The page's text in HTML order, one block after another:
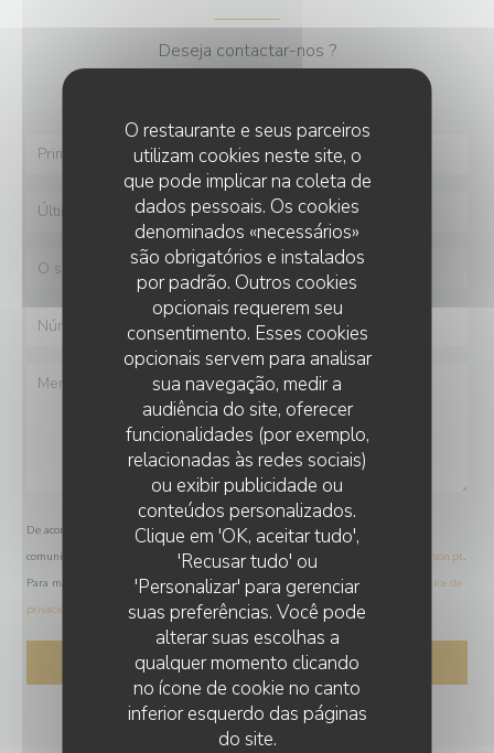
O restaurante e seus parceiros
utilizam cookies neste site, o
que pode implicar na coleta de
dados pessoais. Os cookies
denominados «necessários»
são obrigatórios e instalados
por padrão. Outros cookies
opcionais requerem seu
consentimento. Esses cookies
opcionais servem para analisar
sua navegação, medir a
audiência do site, oferecer
funcionalidades (por exemplo,
relacionadas às redes sociais)
ou exibir publicidade ou
conteúdos personalizados.
Clique em 'OK, aceitar tudo',
'Recusar tudo' ou
'Personalizar' para gerenciar
suas preferências. Você pode
alterar suas escolhas a
qualquer momento clicando
no ícone de cookie no canto
inferior esquerdo das páginas
do site.
Deseja contactar-nos ?
De acordo com a legislação de proteção de dados, tem o direito de se opor a
comunicações de marketing. Pode registar-se na Lista Robinson através de
robinson.pt.
Para mais informações sobre o tratamento dos seus dados, consulte a nossa
política de
privacidade
L'AUBERGE BERBERE